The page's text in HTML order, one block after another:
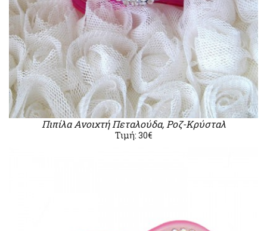
Πιπίλα Ανοιχτή Πεταλούδα, Ροζ-Κρύσταλ
Τιμή: 30€